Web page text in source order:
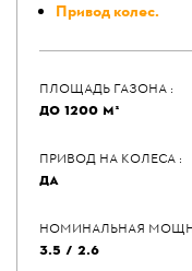
Привод колес.
ПЛОЩАДЬ ГАЗОНА :
ДО 1200 М²
ПРИВОД НА КОЛЕСА :
ДА
НОМИНАЛЬНАЯ
3.5 / 2.6